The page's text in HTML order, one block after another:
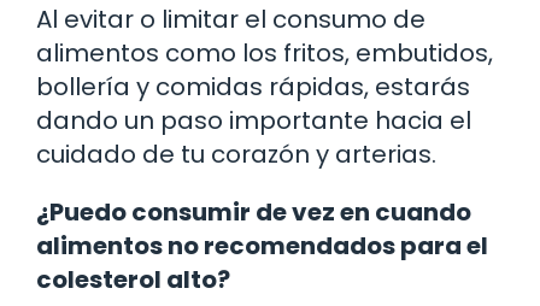
Al evitar o limitar el consumo de
alimentos como los fritos, embutidos,
bollería y comidas rápidas, estarás
dando un paso importante hacia el
cuidado de tu corazón y arterias.
¿Puedo consumir de vez en cuando
alimentos no recomendados para el
colesterol alto?